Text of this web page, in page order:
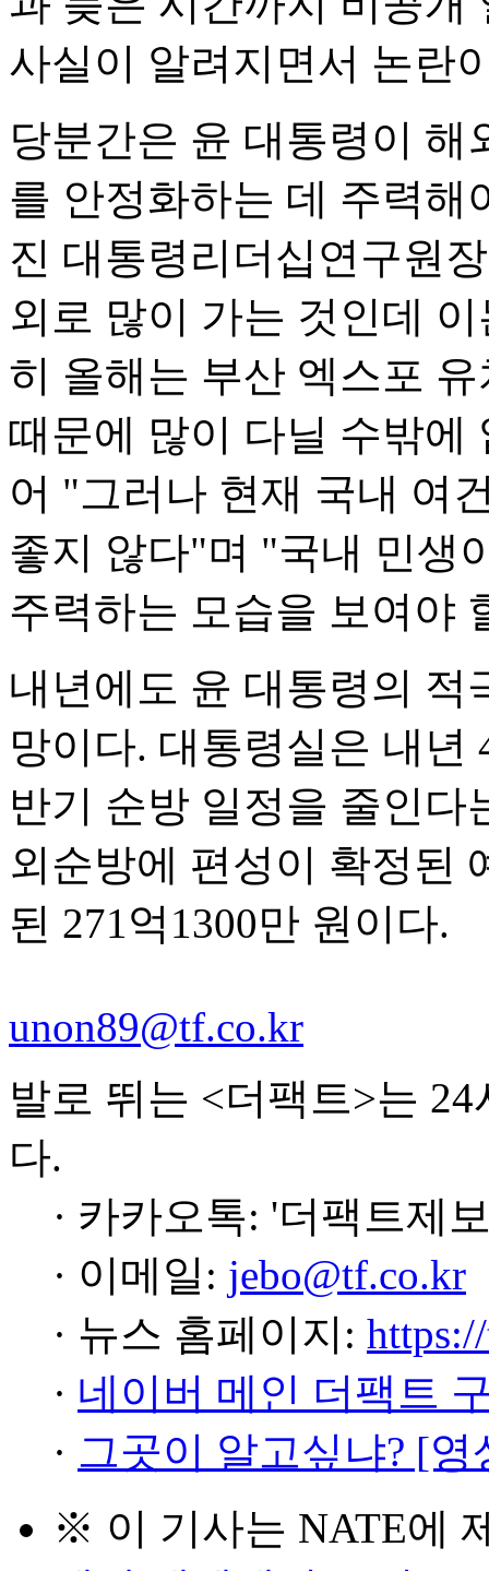
사실이 알려지면서 논란
당분간은 윤 대통령이
를 안정화하는 데 주력해
진 대통령리더십연구원
외로 많이 가는 것인데
히 올해는 부산 엑스포
때문에 많이 다닐 수밖에
어 "그러나 현재 국내 여
좋지 않다"며 "국내 민생
주력하는 모습을 보여야
내년에도 윤 대통령의 적
망이다. 대통령실은 내년
반기 순방 일정을 줄인다
외순방에 편성이 확정된
된 271억1300만 원이다.
unon89@tf.co.kr
발로 뛰는 <더팩트>는
다.
· 카카오톡: '더팩트제
· 이메일: jebo@tf.co.kr
· 뉴스 홈페이지:
· 네이버 메인 더팩트
· 그곳이 알고싶냐? [
※ 이 기사는 NATE에